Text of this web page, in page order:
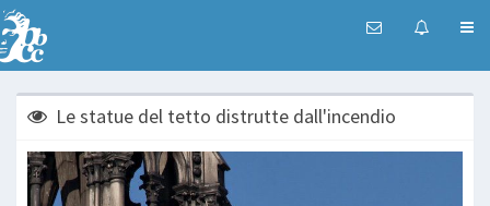
Le statue del tetto distrutte dall'incendio